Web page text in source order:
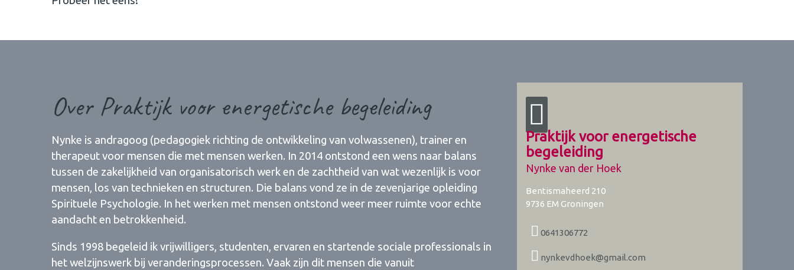
Over Praktijk voor energetische begeleiding
Nynke is andragoog (pedagogiek richting de ontwikkeling van volwassenen), trainer en
therapeut voor mensen die met mensen werken. In 2014 ontstond een wens naar balans
tussen de zakelijkheid van organisatorisch werk en de zachtheid van wat wezenlijk is voor
mensen, los van technieken en structuren. Die balans vond ze in de zevenjarige opleiding
Spirituele Psychologie. In het werken met mensen ontstond weer meer ruimte voor echte
aandacht en betrokkenheid.
Sinds 1998 begeleid ik vrijwilligers, studenten, ervaren en startende sociale professionals in
het welzijnswerk bij veranderingsprocessen. Vaak zijn dit mensen die vanuit
Praktijk voor energetische
begeleiding
Nynke van der Hoek
Bentismaheerd 210
9736 EM Groningen
0641306772
nynkevdhoek@gmail.com